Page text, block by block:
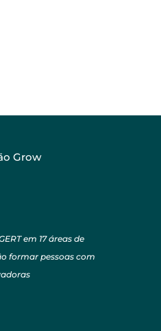
Grow
em 17 áreas de
formar pessoas com